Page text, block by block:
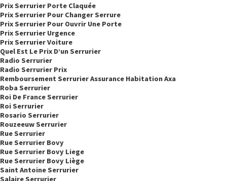
Prix Serrurier Porte Claquée
Prix Serrurier Pour Changer Serrure
Prix Serrurier Pour Ouvrir Une Porte
Prix Serrurier Urgence
Prix Serrurier Voiture
Quel Est Le Prix D’un Serrurier
Radio Serrurier
Radio Serrurier Prix
Remboursement Serrurier Assurance Habitation Axa
Roba Serrurier
Roi De France Serrurier
Roi Serrurier
Rosario Serrurier
Rouzeeuw Serrurier
Rue Serrurier
Rue Serrurier Bovy
Rue Serrurier Bovy Liege
Rue Serrurier Bovy Liège
Saint Antoine Serrurier
Salaire Serrurier